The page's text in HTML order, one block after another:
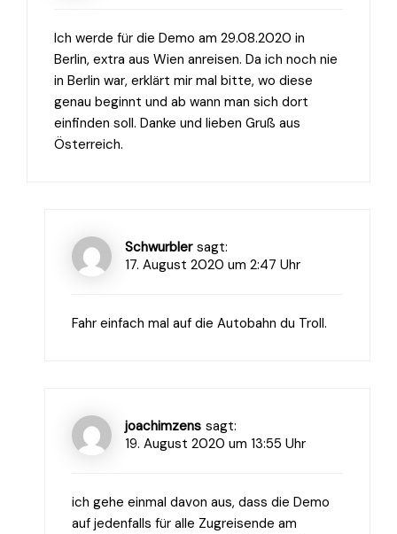
Ich werde für die Demo am 29.08.2020 in
Berlin, extra aus Wien anreisen. Da ich noch nie
in Berlin war, erklärt mir mal bitte, wo diese
genau beginnt und ab wann man sich dort
einfinden soll. Danke und lieben Gruß aus
Österreich.
Schwurbler sagt:
17. August 2020 um 2:47 Uhr
Fahr einfach mal auf die Autobahn du Troll.
joachimzens sagt:
19. August 2020 um 13:55 Uhr
ich gehe einmal davon aus, dass die Demo
auf jedenfalls für alle Zugreisende am